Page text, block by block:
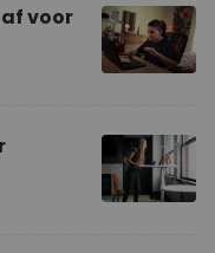
voor